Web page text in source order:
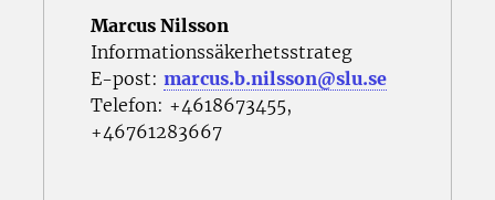
Marcus Nilsson
Informationssäkerhetsstrateg
E-post: marcus.b.nilsson@slu.se
Telefon: +4618673455,
+46761283667